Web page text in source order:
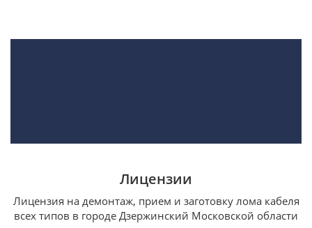
Лицензии
Лицензия на демонтаж, прием и заготовку лома кабеля
всех типов в городе Дзержинский Московской области